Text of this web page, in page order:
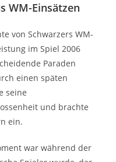
WM-Einsätzen
von Schwarzers WM-
im Spiel 2006
Paraden
einen späten
seine
und brachte
ein.
war während der